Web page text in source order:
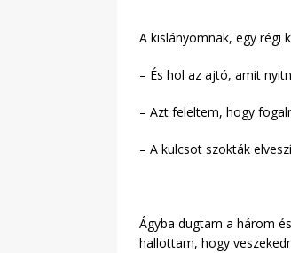
A kislányomnak, egy régi
– És hol az ajtó, amit
– Azt feleltem, hogy
– A kulcsot szokták
Ágyba dugtam a három
hallottam, hogy